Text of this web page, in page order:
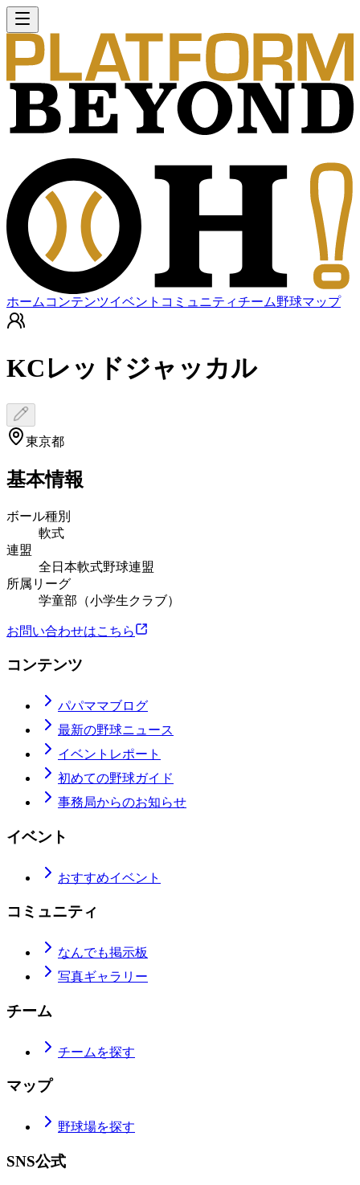
ホーム コンテンツイベント コミュニティチーム野球マップ
KCレッドジャッカル
東京都
基本情報
ボール種別
軟式
連盟
全日本軟式野球連盟
所属リーグ
学童部（小学生クラブ）
お問い合わせはこちら
コンテンツ
パパママブログ
最新の野球ニュース
イベントレポート
初めての野球ガイド
事務局からのお知らせ
イベント
おすすめイベント
コミュニティ
なんでも掲示板
写真ギャラリー
チーム
チームを探す
マップ
野球場を探す
SNS公式